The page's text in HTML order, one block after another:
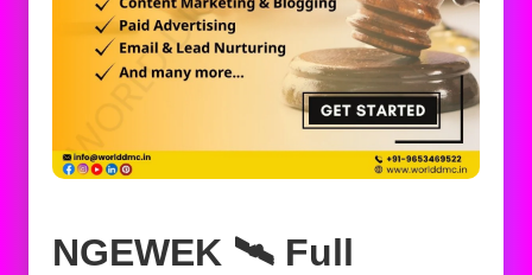
NGEWEK 🛰️‍ Full